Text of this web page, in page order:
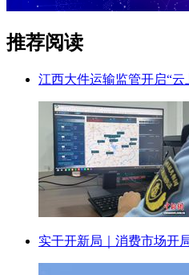
推荐阅读
江西大件运输监管开启“云
实干开新局｜消费市场开